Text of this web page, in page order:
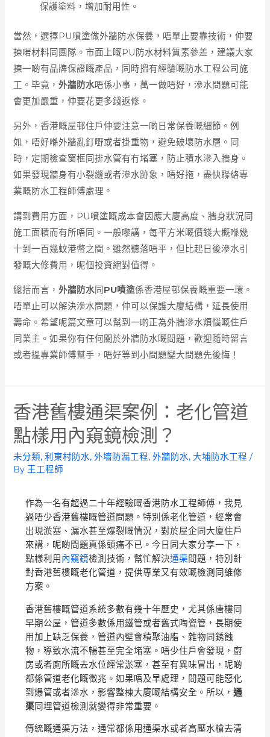
保護塗料，增加耐用性。
當然，選擇PU噴塗做外牆防水保養，唔單止要靠技術，仲要
揀啱材料同團隊。市面上嘅PU防水材料質素參差，建議大家
揀一啲有品牌保證嘅產品，同時搵有經驗嘅防水工程公司施
工。毕竟，外牆防水唔係小事，萬一做唔好，滲水問題可能
會更加嚴重，仲要花更多錢返修。
另外，香港嘅屋邨住戶仲要注意一啲日常保養嘅細節。例
如，唔好喺外牆亂釘嘢或者掛重物，避免破壞防水層。同
時，定期檢查窗框同排水管有冇堵塞，防止積水滲入牆身。
如果發現牆身有小裂縫或者滲水跡象，唔好拖，盡快聯絡專
業嘅防水工程師傅處理。
講到費用方面，PU噴塗嘅成本會因應大廈高度、牆身狀況同
施工面積而有所唔同。一般嚟講，每平方米嘅價錢大概喺幾
十到一百幾蚊港幣之間。雖然聽落唔平，但比起日後滲水引
發嘅大修費用，呢個投資絕對值得。
總括而言，外牆防水同 PU噴塗係香港屋邨保養嘅重要一環。
唔單止可以解決滲水問題，仲可以保護大廈結構，延長使用
壽命。希望呢篇文章可以幫到一啲正為外牆滲水煩惱嘅住戶
同業主。如果你有任何關於外牆防水嘅問題，歡迎隨時留言
或者搵專業師傅幫手，唔好等到小問題變大問題先後悔！
香港舊樓通渠案例：老化管道
點樣用內窺鏡檢測？
未分類,利東村防水,外墻防漏工程,外牆防水,大埔防水工程 /
By 王工程師
作為一名有超過二十年經驗嘅香港防水工程師傅，我見
過唔少香港舊樓嘅管道問題。特別係老化管道，經常會
出現淤塞、漏水甚至爆裂嘅情況，對於屋企同大廈住戶
來講，呢啲問題真係頭痛不已。今日同大家分享一下，
點樣利用 內窺鏡檢測技術，幫忙解決通渠問題，特別針
對香港舊樓嘅老化管道，提供專業又有效嘅檢測同維修
方案。
香港舊樓嘅管道系統多數有幾十年歷史，尤其係唐樓同
早期公屋，管道多數係用鐵管或者舊式陶瓷管，長期使
用加上缺乏保養，管道內壁會積聚油脂、雜物同銹蝕
物，導致水流不暢甚至完全堵塞。唔少住戶會發現，廚
房或者廁所嘅去水位經常淤塞，甚至有異味冒出，呢啲
都係管道老化嘅徵兆。如果唔及早處理，問題可能惡化
到爆管或者滲水，影響整棟大廈嘅結構安全。所以，通
渠同埋管道檢測就變得非常重要。
傳統嘅通渠方法，通常都係用通渠水或者高壓水槍去清